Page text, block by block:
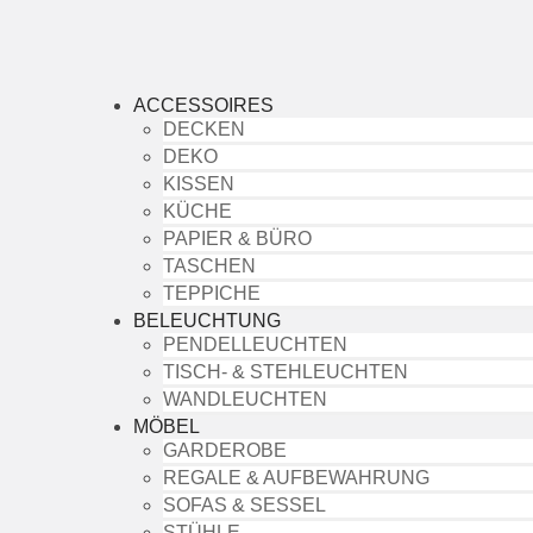
ACCESSOIRES
DECKEN
DEKO
KISSEN
KÜCHE
PAPIER & BÜRO
TASCHEN
TEPPICHE
BELEUCHTUNG
PENDELLEUCHTEN
TISCH- & STEHLEUCHTEN
WANDLEUCHTEN
MÖBEL
GARDEROBE
REGALE & AUFBEWAHRUNG
SOFAS & SESSEL